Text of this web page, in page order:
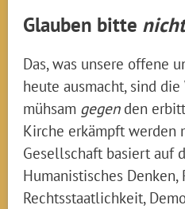
Glauben bitte
Das, was unsere offene
heute ausmacht, sind
mühsam gegenden
Kirche erkämpft werden
Gesellschaft basiert auf
Humanistisches
Rechtsstaatlichkeit,